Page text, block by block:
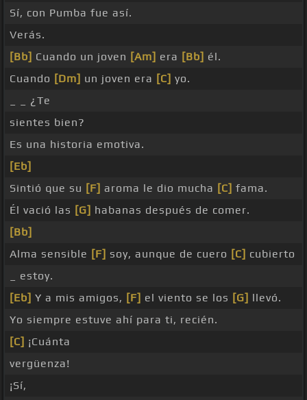
Sí, con Pumba fue así.
Verás.
[Bb] Cuando un joven [Am] era [Bb] él.
Cuando [Dm] un joven era [C] yo.
_ _ ¿Te
sientes bien?
Es una historia emotiva.
[Eb]
Sintió que su [F] aroma le dio mucha [C] fama.
Él vació las [G] habanas después de comer.
[Bb]
Alma sensible [F] soy, aunque de cuero [C] cubierto
_ estoy.
[Eb] Y a mis amigos, [F] el viento se los [G] llevó.
Yo siempre estuve ahí para ti, recién.
[C] ¡Cuánta
vergüenza!
¡Sí,